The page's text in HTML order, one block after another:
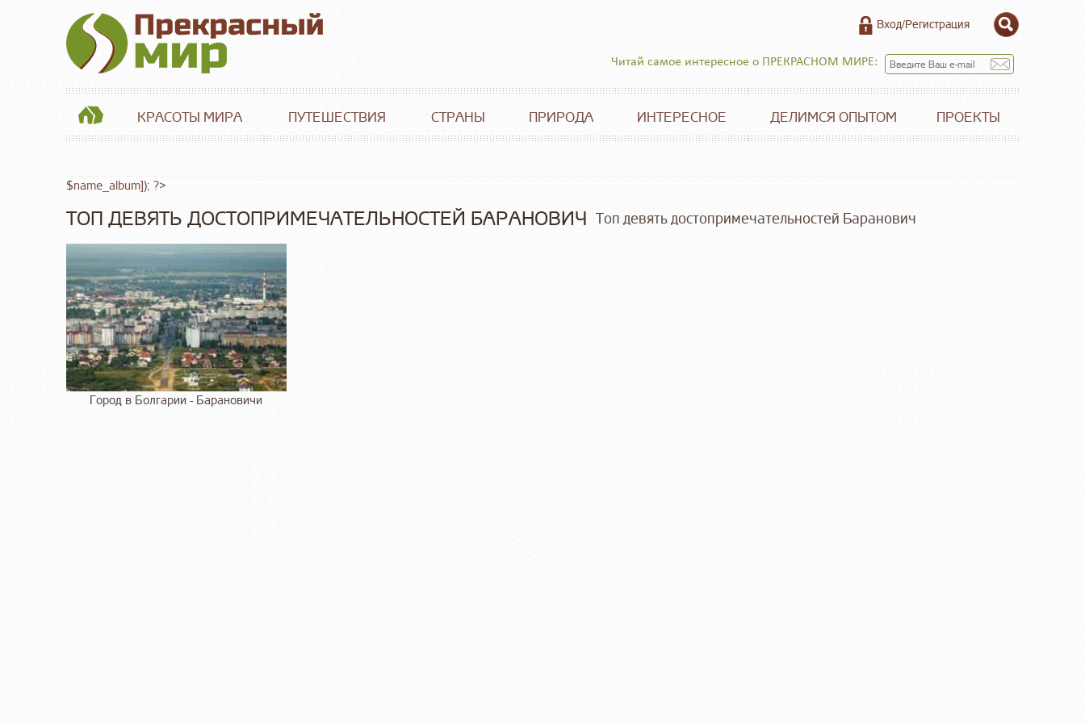
Вход/Регистрация
Читай самое интересное о ПРЕКРАСНОМ МИРЕ:
КРАСОТЫ МИРА ПУТЕШЕСТВИЯ СТРАНЫ ПРИРОДА ИНТЕРЕСНОЕ ДЕЛИМСЯ ОПЫТОМ ПРОЕКТЫ
$name_album]); ?>
ТОП ДЕВЯТЬ ДОСТОПРИМЕЧАТЕЛЬНОСТЕЙ БАРАНОВИЧ Топ девять достопримечательностей Баранович
Город в Болгарии - Барановичи